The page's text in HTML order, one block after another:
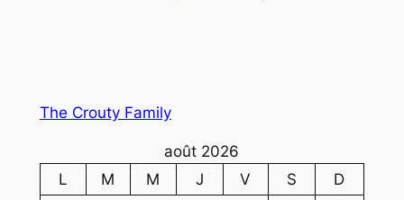
The Crouty Family
août 2026
L
M M J V S
D